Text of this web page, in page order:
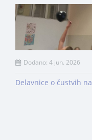
Dodano: 4 jun. 2026
Delavnice o čustvih